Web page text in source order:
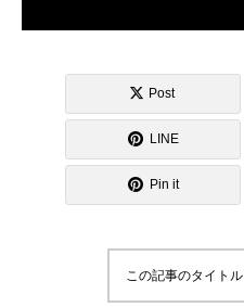
Post
LINE
Pin it
この記事のタイト